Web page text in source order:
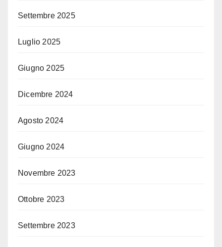
Settembre 2025
Luglio 2025
Giugno 2025
Dicembre 2024
Agosto 2024
Giugno 2024
Novembre 2023
Ottobre 2023
Settembre 2023